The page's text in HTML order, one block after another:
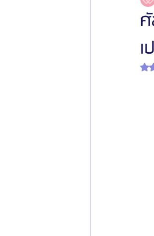
โรงพยาบาลศัลย